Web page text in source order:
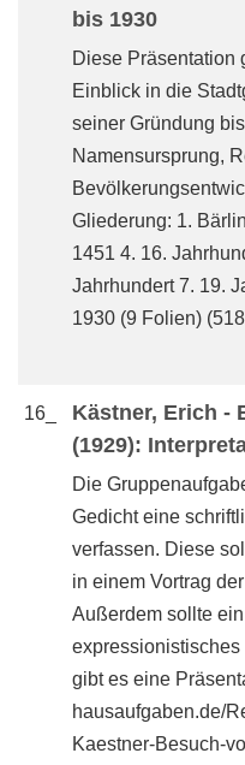
bis 1930
Diese Präsentation
Einblick in die
seiner Gründung
Namensursprung,
Gliederung: 1.
1451 4. 16.
Jahrhundert 7. 19.
1930 (9 Folien)
16_
Kästner, Erich -
(1929):
Die
Gedicht eine
verfassen. Diese
in einem Vortrag
Außerdem sollte
gibt es eine
hausaufgaben.de/
Kaestner-Besuch-